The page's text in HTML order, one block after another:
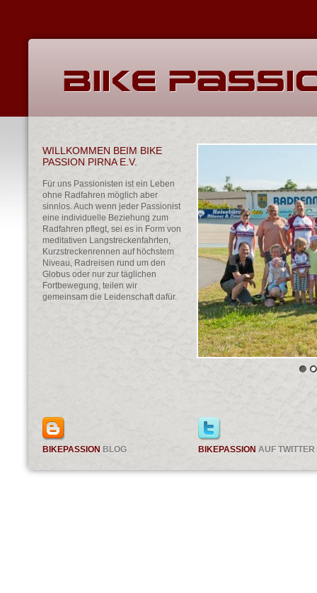
WILLKOMMEN BEIM BIKE
PASSION PIRNA E.V.
Für uns Passionisten ist ein Leben
ohne Radfahren möglich aber
sinnlos. Auch wenn jeder Passionist
eine individuelle Beziehung zum
Radfahren pflegt, sei es in Form von
meditativen Langstreckenfahrten,
Kurzstreckenrennen auf höchstem
Niveau, Radreisen rund um den
Globus oder nur zur täglichen
Fortbewegung, teilen wir
gemeinsam die Leidenschaft dafür.
BIKEPASSION BLOG BIKEPASSION AUF TWITTER